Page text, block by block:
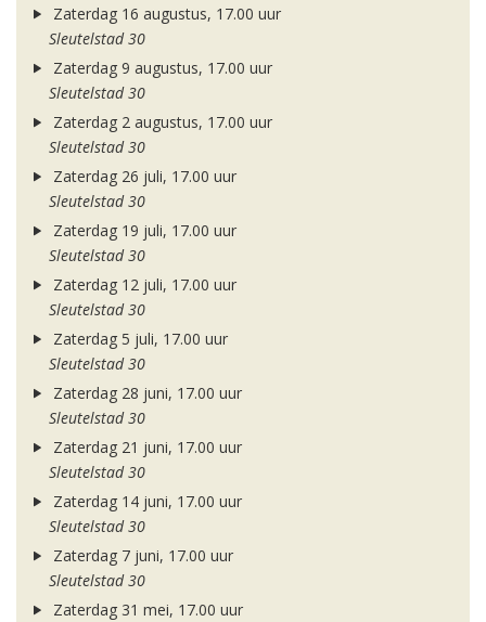
Zaterdag 16 augustus, 17.00 uur
Sleutelstad 30
Zaterdag 9 augustus, 17.00 uur
Sleutelstad 30
Zaterdag 2 augustus, 17.00 uur
Sleutelstad 30
Zaterdag 26 juli, 17.00 uur
Sleutelstad 30
Zaterdag 19 juli, 17.00 uur
Sleutelstad 30
Zaterdag 12 juli, 17.00 uur
Sleutelstad 30
Zaterdag 5 juli, 17.00 uur
Sleutelstad 30
Zaterdag 28 juni, 17.00 uur
Sleutelstad 30
Zaterdag 21 juni, 17.00 uur
Sleutelstad 30
Zaterdag 14 juni, 17.00 uur
Sleutelstad 30
Zaterdag 7 juni, 17.00 uur
Sleutelstad 30
Zaterdag 31 mei, 17.00 uur